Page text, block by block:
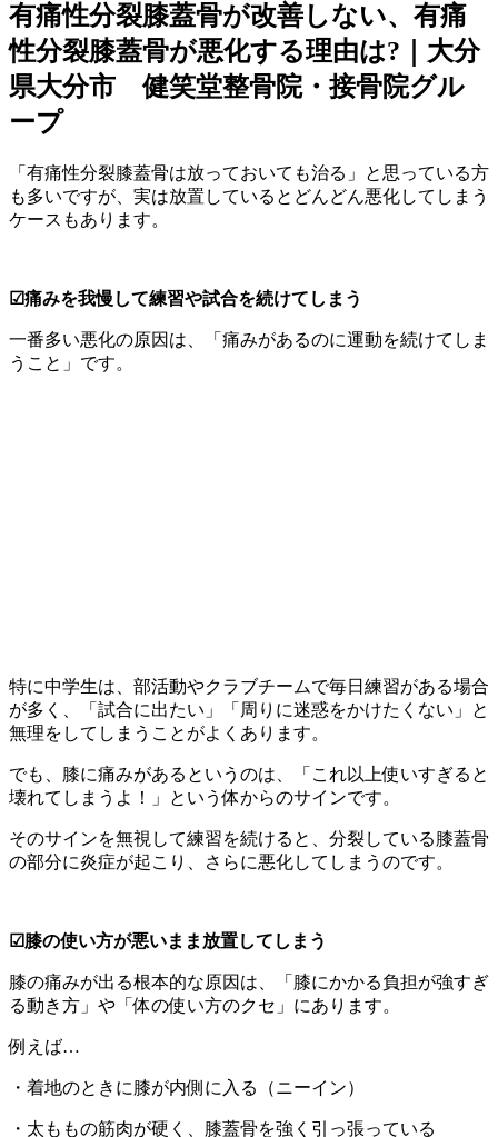
有痛性分裂膝蓋骨が改善しない、有痛
性分裂膝蓋骨が悪化する理由は?｜大分
県大分市 健笑堂整骨院・接骨院グル
ープ
「有痛性分裂膝蓋骨は放っておいても治る」と思っている方
も多いですが、実は放置しているとどんどん悪化してしまう
ケースもあります。
☑痛みを我慢して練習や試合を続けてしまう
一番多い悪化の原因は、「痛みがあるのに運動を続けてしま
うこと」です。
特に中学生は、部活動やクラブチームで毎日練習がある場合
が多く、
「試合に出たい」「周りに迷惑をかけたくない」と
無理をしてしまうことがよくあります。
でも、膝に痛みがあるというのは、「これ以上使いすぎると
壊れてしまうよ！」という体からのサインです。
そのサインを無視して練習を続けると、分裂している膝蓋骨
の部分に炎症が起こり、さらに悪化してしまうのです。
☑膝の使い方が悪いまま放置してしまう
膝の痛みが出る根本的な原因は、「膝にかかる負担が強すぎ
る動き方」や「体の使い方のクセ」にあります。
例えば…
・着地のときに膝が内側に入る（ニーイン）
・太ももの筋肉が硬く、膝蓋骨を強く引っ張っている